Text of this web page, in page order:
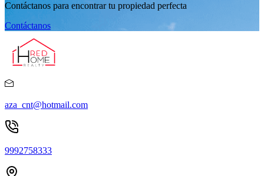
Contáctanos para encontrar tu propiedad perfecta
Contáctanos
aza_cnt@hotmail.com
9992758333